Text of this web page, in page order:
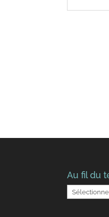
Au fil du
Au
fil